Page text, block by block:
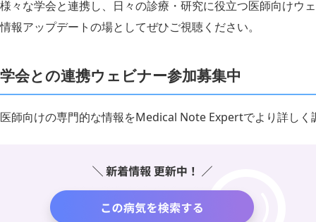
様々な学会と連携し、日々の診療・研究に役立つ医師向けウ
情報アップデートの場としてぜひご視聴ください。
学会との連携ウェビナー参加募集中
医師向けの専門的な情報をMedical Note Expertでより詳しく